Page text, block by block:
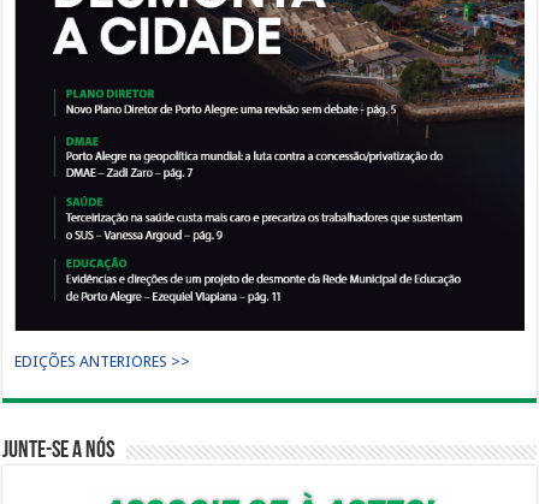
EDIÇÕES ANTERIORES >>
Junte-se a nós